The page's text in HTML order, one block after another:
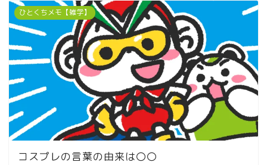
ひとくちメモ【雑学】
コスプレの言葉の由来は〇〇